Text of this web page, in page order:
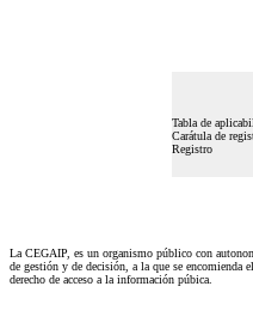
Tabla de
Carátula de
Registro
La CEGAIP, es un organismo público con
de gestión y de decisión, a la que se encomienda
derecho de acceso a la información púbica.